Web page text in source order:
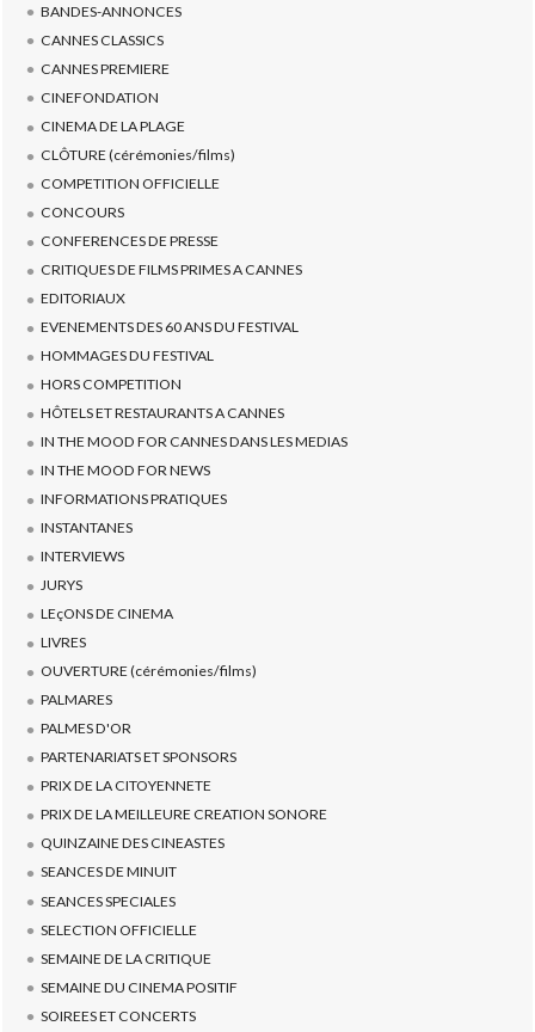
BANDES-ANNONCES
CANNES CLASSICS
CANNES PREMIERE
CINEFONDATION
CINEMA DE LA PLAGE
CLÔTURE (cérémonies/films)
COMPETITION OFFICIELLE
CONCOURS
CONFERENCES DE PRESSE
CRITIQUES DE FILMS PRIMES A CANNES
EDITORIAUX
EVENEMENTS DES 60 ANS DU FESTIVAL
HOMMAGES DU FESTIVAL
HORS COMPETITION
HÔTELS ET RESTAURANTS A CANNES
IN THE MOOD FOR CANNES DANS LES MEDIAS
IN THE MOOD FOR NEWS
INFORMATIONS PRATIQUES
INSTANTANES
INTERVIEWS
JURYS
LEçONS DE CINEMA
LIVRES
OUVERTURE (cérémonies/films)
PALMARES
PALMES D'OR
PARTENARIATS ET SPONSORS
PRIX DE LA CITOYENNETE
PRIX DE LA MEILLEURE CREATION SONORE
QUINZAINE DES CINEASTES
SEANCES DE MINUIT
SEANCES SPECIALES
SELECTION OFFICIELLE
SEMAINE DE LA CRITIQUE
SEMAINE DU CINEMA POSITIF
SOIREES ET CONCERTS